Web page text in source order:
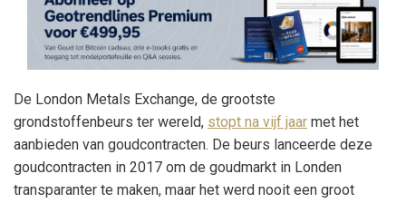
De London Metals Exchange, de grootste
grondstoffenbeurs ter wereld, stopt na vijf jaar met het
aanbieden van goudcontracten. De beurs lanceerde deze
goudcontracten in 2017 om de goudmarkt in Londen
transparanter te maken, maar het werd nooit een groot